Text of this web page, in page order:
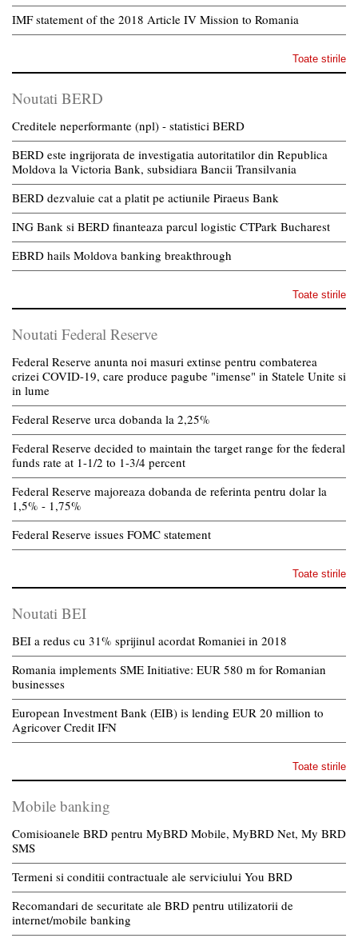
IMF statement of the 2018 Article IV Mission to Romania
Toate stirile
Noutati BERD
Creditele neperformante (npl) - statistici BERD
BERD este ingrijorata de investigatia autoritatilor din Republica
Moldova la Victoria Bank, subsidiara Bancii Transilvania
BERD dezvaluie cat a platit pe actiunile Piraeus Bank
ING Bank si BERD finanteaza parcul logistic CTPark Bucharest
EBRD hails Moldova banking breakthrough
Toate stirile
Noutati Federal Reserve
Federal Reserve anunta noi masuri extinse pentru combaterea
crizei COVID-19, care produce pagube "imense" in Statele Unite si
in lume
Federal Reserve urca dobanda la 2,25%
Federal Reserve decided to maintain the target range for the federal
funds rate at 1-1/2 to 1-3/4 percent
Federal Reserve majoreaza dobanda de referinta pentru dolar la
1,5% - 1,75%
Federal Reserve issues FOMC statement
Toate stirile
Noutati BEI
BEI a redus cu 31% sprijinul acordat Romaniei in 2018
Romania implements SME Initiative: EUR 580 m for Romanian
businesses
European Investment Bank (EIB) is lending EUR 20 million to
Agricover Credit IFN
Toate stirile
Mobile banking
Comisioanele BRD pentru MyBRD Mobile, MyBRD Net, My BRD
SMS
Termeni si conditii contractuale ale serviciului You BRD
Recomandari de securitate ale BRD pentru utilizatorii de
internet/mobile banking